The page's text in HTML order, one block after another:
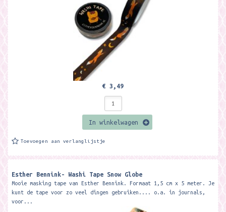
€ 3,49
In winkelwagen
Toevoegen aan verlanglijstje
Esther Bennink- Washi Tape Snow Globe
Mooie masking tape van Esther Bennink. Formaat 1,5 cm x 5 meter. Je
kunt de tape voor zo veel dingen gebruiken.... o.a. in journals,
voor...